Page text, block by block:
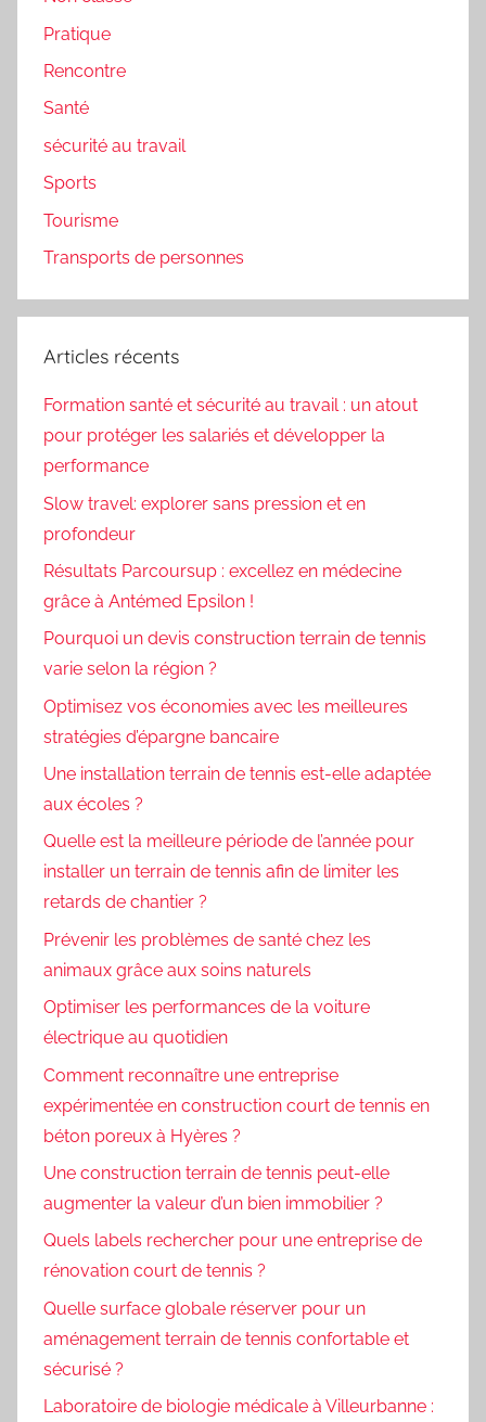
Pratique
Rencontre
Santé
sécurité au travail
Sports
Tourisme
Transports de personnes
Articles récents
Formation santé et sécurité au travail : un atout
pour protéger les salariés et développer la
performance
Slow travel: explorer sans pression et en
profondeur
Résultats Parcoursup : excellez en médecine
grâce à Antémed Epsilon !
Pourquoi un devis construction terrain de tennis
varie selon la région ?
Optimisez vos économies avec les meilleures
stratégies d’épargne bancaire
Une installation terrain de tennis est-elle adaptée
aux écoles ?
Quelle est la meilleure période de l’année pour
installer un terrain de tennis afin de limiter les
retards de chantier ?
Prévenir les problèmes de santé chez les
animaux grâce aux soins naturels
Optimiser les performances de la voiture
électrique au quotidien
Comment reconnaître une entreprise
expérimentée en construction court de tennis en
béton poreux à Hyères ?
Une construction terrain de tennis peut-elle
augmenter la valeur d’un bien immobilier ?
Quels labels rechercher pour une entreprise de
rénovation court de tennis ?
Quelle surface globale réserver pour un
aménagement terrain de tennis confortable et
sécurisé ?
Laboratoire de biologie médicale à Villeurbanne :